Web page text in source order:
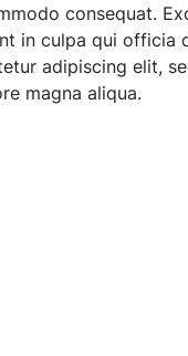
consequat.
in culpa qui officia
adipiscing elit,
magna aliqua.